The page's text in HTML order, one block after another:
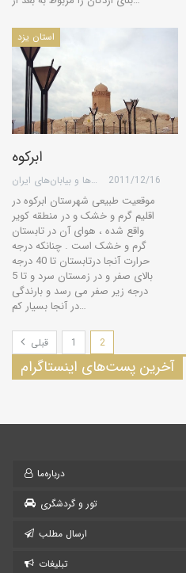
استان یزد
ابرکوه
گروه کویرها و بیابان‌های ایران 2011/12/16
موقعیت طبیعی شهرستان ابرکوه در
اقلیم گرم و خشک و در منطقه کویر
واقع شده ، هوای آن در تابستان
گرم و خشک است . چنانکه درجه
حرارت آنجا درتابستان تا 40 درجه
بالای صفر و در زمستان سرد و تا 5
درجه زیر صفر می رسد و بارندگی
در آنجا بسیار کم…
قبلی 1 2
آخرین پست‌های اینستاگرام
درباره‌ما
تور و گردشگری
ارسال مطلب
تبلیغات